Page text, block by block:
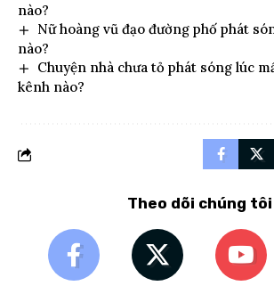
nào?
Nữ hoàng vũ đạo đường phố phát
nào?
Chuyện nhà chưa tỏ phát sóng lúc
kênh nào?
Theo dõi chúng tôi